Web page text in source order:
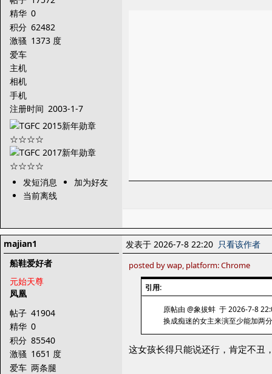
精华 0
积分 62482
激骚 1373 度
爱车
主机
相机
手机
注册时间 2003-1-7
发短消息
加为好友
当前离线
majian1
船鞋爱好者
元始天尊
凤凰
帖子 41904
精华 0
积分 85540
激骚 1651 度
爱车 两条腿
发表于 2026-7-8 22:20 只看该作者
posted by wap, platform: Chrome
引用:
原帖由 @象拔蚌 于 2026-7-8
换成痴迷的女主来演至少能加两分
这女孩长得只能说还行，肯定不丑